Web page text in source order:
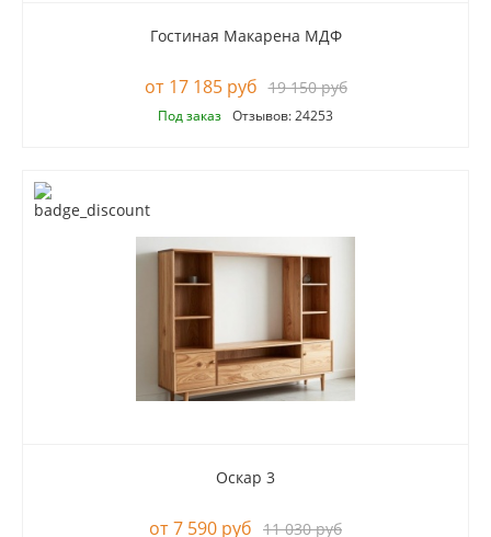
Гостиная Макарена МДФ
17 185 руб 19 150 руб
Под заказ Отзывов: 24253
Оскар 3
7 590 руб 11 030 руб